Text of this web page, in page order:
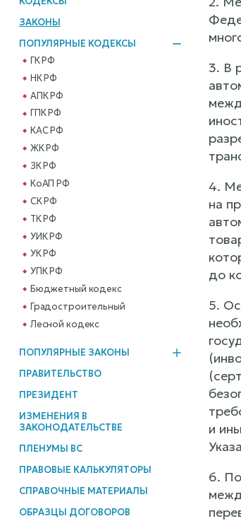
ЗАКОНЫ
ПОПУЛЯРНЫЕ КОДЕКСЫ
ГК РФ
НК РФ
АПК РФ
ГПК РФ
КАС РФ
ЖК РФ
ЗК РФ
КоАП РФ
СК РФ
ТК РФ
УИК РФ
УК РФ
УПК РФ
Бюджетный кодекс
Градостроительный
Лесной кодекс
ПОПУЛЯРНЫЕ ЗАКОНЫ
ПРАВИТЕЛЬСТВО
ПРЕЗИДЕНТ
ИЗМЕНЕНИЯ В
ЗАКОНОДАТЕЛЬСТВЕ
ПЛЕНУМЫ ВС
ПРАВОВЫЕ КАЛЬКУЛЯТОРЫ
СПРАВОЧНЫЕ МАТЕРИАЛЫ
ОБРАЗЦЫ ДОГОВОРОВ
3. В
4.
на
до
5.
и
6.